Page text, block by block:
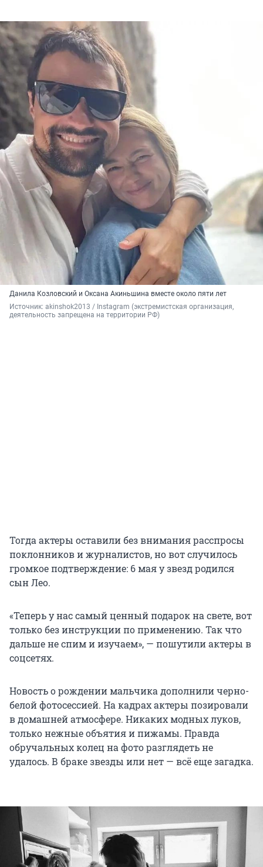
Данила Козловский и Оксана Акиньшина вместе около пяти лет
Источник: akinshok2013 / Instagram (экстремистская организация,
деятельность запрещена на территории РФ)
Тогда актеры оставили без внимания расспросы
поклонников и журналистов, но вот случилось
громкое подтверждение: 6 мая у звезд родился
сын Лео.
«Теперь у нас самый ценный подарок на свете, вот
только без инструкции по применению. Так что
дальше не спим и изучаем», — пошутили актеры в
соцсетях.
Новость о рождении мальчика дополнили черно-
белой фотосессией. На кадрах актеры позировали
в домашней атмосфере. Никаких модных луков,
только нежные объятия и пижамы. Правда
обручальных колец на фото разглядеть не
удалось. В браке звезды или нет — всё еще загадка.